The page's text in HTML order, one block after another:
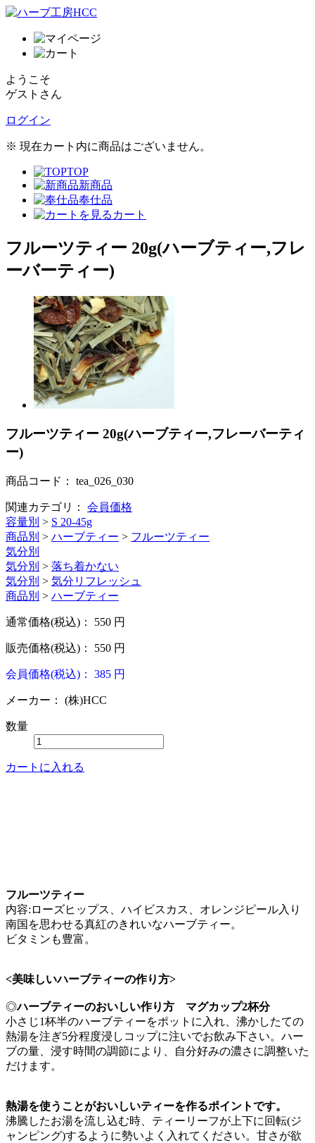
ようこそ
ゲストさん
ログイン
※ 現在カート内に商品はございません。
TOP
新商品
奉仕品
カート
フルーツティー 20g(ハーブティー,フレ
ーバーティー)
フルーツティー 20g(ハーブティー,フレーバーティ
ー)
商品コード： tea_026_030
関連カテゴリ：
会員価格
容量別 > S 20-45g
商品別 > ハーブティー > フルーツティー
気分別
気分別 > 落ち着かない
気分別 > 気分リフレッシュ
商品別 > ハーブティー
通常価格(税込)： 550 円
販売価格(税込)： 550 円
会員価格(税込)： 385 円
メーカー： (株)HCC
数量
カートに入れる
フルーツティー
内容:ローズヒップス、ハイビスカス、オレンジピール入り
南国を思わせる真紅のきれいなハーブティー。
ビタミンも豊富。
<美味しいハーブティーの作り方>
◎ハーブティーのおいしい作り方 マグカップ2杯分
小さじ1杯半のハーブティーをポットに入れ、沸かしたての
熱湯を注ぎ5分程度浸しコップに注いでお飲み下さい。ハー
ブの量、浸す時間の調節により、自分好みの濃さに調整いた
だけます。
熱湯を使うことがおいしいティーを作るポイントです。
沸騰したお湯を流し込む時、ティーリーフが上下に回転(ジ
ャンピング)するように勢いよく入れてください。甘さが欲